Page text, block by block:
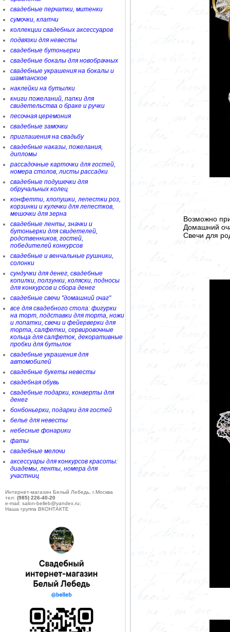
свадебные перчатки, митенки
сумочки, клатчи
коллекции свадебных аксессуаров
подвязки для невесты
свадебные бутоньерки
свадебные бокалы для новобрачных
свадебные украшения на бокалы и
шампанское
наклейки на бутылки
книги пожеланий, папки для
свидетельства о браке и ручки
песочная церемония
свадебные замочки
приглашения на свадьбу
свадебные наказы, пожелания,
дипломы
рассадочные карточки для гостей,
номера столов, листы рассадки
свадебные подушечки для
обручальных колец
конфетти, хлопушки, лепестки роз,
корзинки и кулечки для лепестков,
мешочки для зерна
свадебные ленты, значки и
бутоньерки для свидетелей,
родственников, гостей,
победителей конкурсов
свадебные и венчальные рушники,
солонки
сундучки для денег, свадебные
копилки, ползунки, коляски, подносы
для конкурсов и сбора денег
свадебные свечи "домашний очаг"
все для свадебного стола: фигурки
на торт, подставки для торта, ножи
и лопатки, свечи и фейерверки для
торта, салфетки, сервировочные
кольца для салфеток, декоративные
пробки для бутылок
свадебные украшения для
автомобилей
свадебные букеты невесты
свадебная обувь
свадебные подарки, конверты для
денег
бонбоньерки, подарки для гостей
белье для невесты
небесные фонарики
фаты
свадебные мелочи
аксессуары для конкурсов красоты:
диадемы, ленты, номера для
участниц
Интернет-магазин Белый Лебедь, г.Москва
тел: (985) 226-40-20
e-mail: salon-belleb@yandex.ru;
Наша группа ВКОНТАКТЕ
Возможно
Домашний
Свечи для